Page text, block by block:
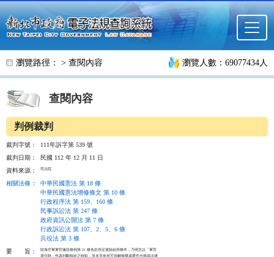
跳至主要內容
瀏覽路徑： > 查閱內容 瀏覽人數：69077434人
查閱內容
判例裁判
裁判字號：
111年訴字第 539 號
裁判日期：
民國 112 年 12 月 11 日
資料來源：
司法院
相關法條 ：
中華民國憲法 第 18 條
中華民國憲法增修條文 第 10 條
行政程序法 第 159、160 條
民事訴訟法 第 247 條
政府資訊公開法 第 7 條
行政訴訟法 第 107、2、5、6 條
兵役法 第 3 條
要
旨：
陸海空軍軍官服役條例第 21 條各款所定退除給與條件，乃明文以「軍官
退伍時」作為判斷核給之時點，並未見有何可待嗣後構成要件合致或法律